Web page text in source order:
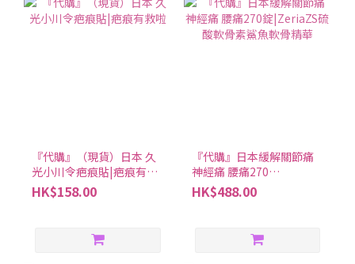
『代購』（現貨）日本 久
光小川令疤痕貼|疤痕有救
啦
HK$158.00
『代購』日本緩解關節痛
神經痛 腰痛270
錠|ZeriaZS硫酸軟骨素鯊
魚軟骨精華
HK$488.00